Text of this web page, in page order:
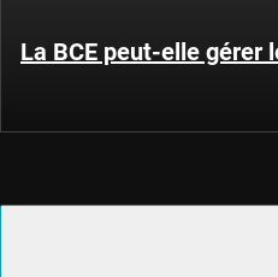
La BCE peut-elle gérer